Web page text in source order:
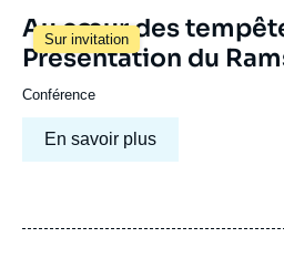
Sur invitation
Au cœur des
Présentation du
Conférence
En savoir plus